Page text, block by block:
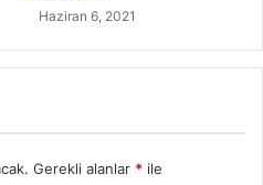
Haziran 6, 2021
Gerekli alanlar * ile